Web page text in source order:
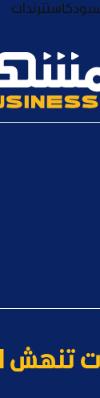
بودكاستترندات
تنهش